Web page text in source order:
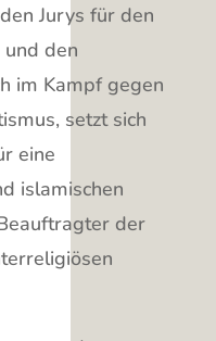
Jurys für den
den
im Kampf gegen
setzt sich
eine
islamischen
der